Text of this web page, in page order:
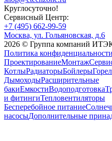
Круглосуточно!
Сервисный Центр:
+7 (495) 662-99-59
Москва, ул. Гольяновская, д.6
2026 © Группа компаний
Политика конфиденциальности
ПроектированиеМонтаж
КотлыРадиаторыБойлеры
ДымоходыРасширительные
бакиЕмкостиВодоподготовка
и фитингиТепловентиляторы
Бесперебойное питание
насосыДополнительные